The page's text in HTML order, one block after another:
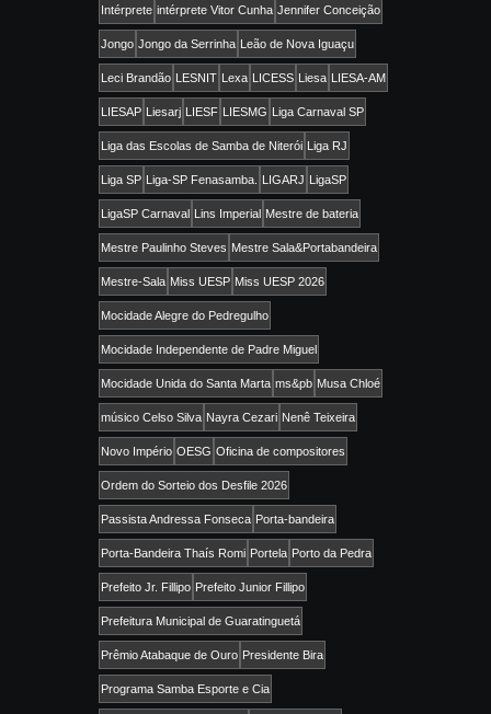
Intérprete intérprete Vitor Cunha Jennifer Conceição
Jongo Jongo da Serrinha Leão de Nova Iguaçu
Leci Brandão LESNIT Lexa LICESS Liesa LIESA-AM
LIESAP Liesarj LIESF LIESMG Liga Carnaval SP
Liga das Escolas de Samba de Niterói Liga RJ
Liga SP Liga-SP Fenasamba. LIGARJ LigaSP
LigaSP Carnaval Lins Imperial Mestre de bateria
Mestre Paulinho Steves Mestre Sala&Portabandeira
Mestre-Sala Miss UESP Miss UESP 2026
Mocidade Alegre do Pedregulho
Mocidade Independente de Padre Miguel
Mocidade Unida do Santa Marta ms&pb Musa Chloé
músico Celso Silva Nayra Cezari Nenê Teixeira
Novo Império OESG Oficina de compositores
Ordem do Sorteio dos Desfile 2026
Passista Andressa Fonseca Porta-bandeira
Porta-Bandeira Thaís Romi Portela Porto da Pedra
Prefeito Jr. Fillipo Prefeito Junior Fillipo
Prefeitura Municipal de Guaratinguetá
Prêmio Atabaque de Ouro Presidente Bira
Programa Samba Esporte e Cia